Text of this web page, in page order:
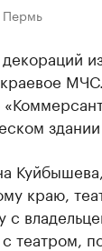
краю,
с
театром,